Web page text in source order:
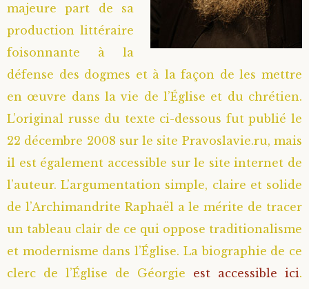
majeure part de sa
production littéraire
foisonnante à la
défense des dogmes et à la façon de les mettre
en œuvre dans la vie de l’Église et du chrétien.
L’original russe du texte ci-dessous fut publié le
22 décembre 2008 sur le site Pravoslavie.ru, mais
il est également accessible sur le site internet de
l’auteur. L’argumentation simple, claire et solide
de l’Archimandrite Raphaël a le mérite de tracer
un tableau clair de ce qui oppose traditionalisme
et modernisme dans l’Église. La biographie de ce
clerc de l’Église de Géorgie est accessible ici.